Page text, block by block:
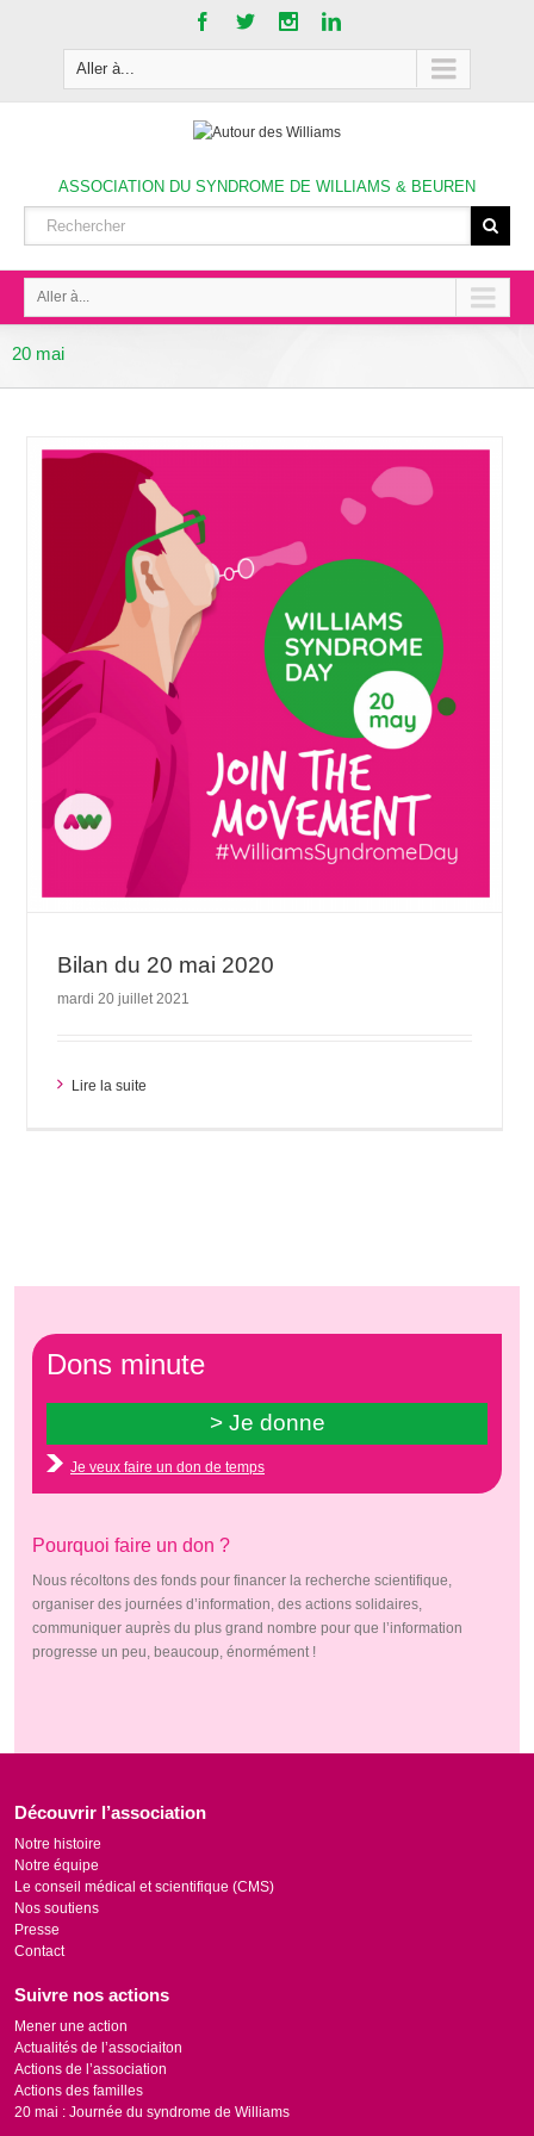
Aller à...
ASSOCIATION DU SYNDROME DE WILLIAMS & BEUREN
Aller à...
20 mai
Bilan du 20 mai 2020
mardi 20 juillet 2021
Lire la suite
Dons minute
Je veux faire un don de temps
Pourquoi faire un don ?
Nous récoltons des fonds pour financer la recherche scientifique,
organiser des journées d’information, des actions solidaires,
communiquer auprès du plus grand nombre pour que l’information
progresse un peu, beaucoup, énormément !
Découvrir l’association
Notre histoire
Notre équipe
Le conseil médical et scientifique (CMS)
Nos soutiens
Presse
Contact
Suivre nos actions
Mener une action
Actualités de l’associaiton
Actions de l’association
Actions des familles
20 mai : Journée du syndrome de Williams